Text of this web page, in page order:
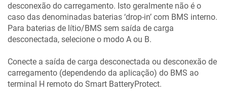
desconexão do carregamento. Isto geralmente não é o
caso das denominadas baterias ‘drop-in’ com BMS interno.
Para baterias de lítio/BMS sem saída de carga
desconectada, selecione o modo A ou B.
Conecte a saída de carga desconectada ou desconexão de
carregamento (dependendo da aplicação) do BMS ao
terminal H remoto do Smart BatteryProtect.